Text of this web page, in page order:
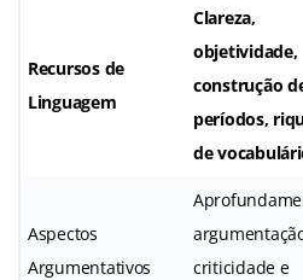
Recursos de
Linguagem
Clareza,
objetividade,
construção
períodos,
de
Aspectos
Argumentativos
criticidade e